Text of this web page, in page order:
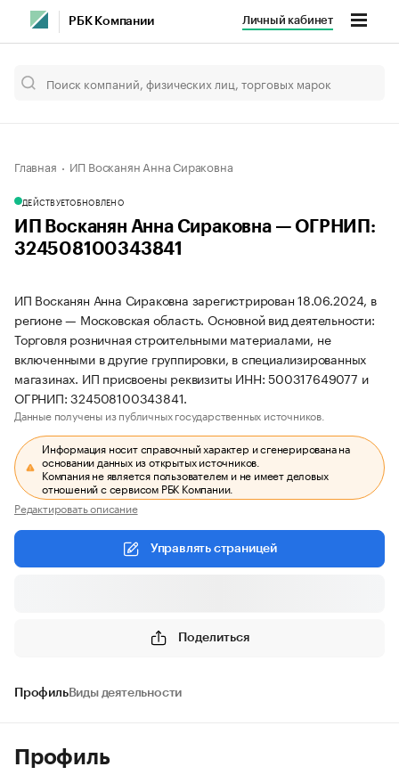
РБК Компании Личный кабинет
Главная ИП Восканян Анна Сираковна
ДЕЙСТВУЕТОБНОВЛЕНО
ИП Восканян Анна Сираковна — ОГРНИП:
324508100343841
ИП Восканян Анна Сираковна зарегистрирован 18.06.2024, в
регионе — Московская область. Основной вид деятельности:
Торговля розничная строительными материалами, не
включенными в другие группировки, в специализированных
магазинах. ИП присвоены реквизиты ИНН: 500317649077 и
ОГРНИП: 324508100343841.
Данные получены из публичных государственных источников.
Информация носит справочный характер и сгенерирована на
основании данных из открытых источников.
Компания не является пользователем и не имеет деловых
отношений с сервисом РБК Компании.
Редактировать описание
Управлять страницей
Поделиться
ПрофильВиды деятельности
Профиль